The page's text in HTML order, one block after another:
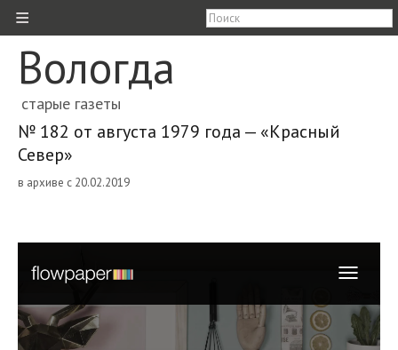
≡
Вологда
старые газеты
№ 182 от августа 1979 года — «Красный
Север»
в архиве с 20.02.2019